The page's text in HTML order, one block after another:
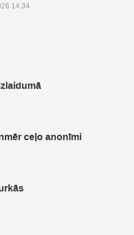
14:34
ceļo anonīmi